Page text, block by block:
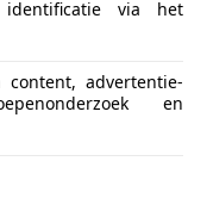
identificatie via het
content, advertentie-
en